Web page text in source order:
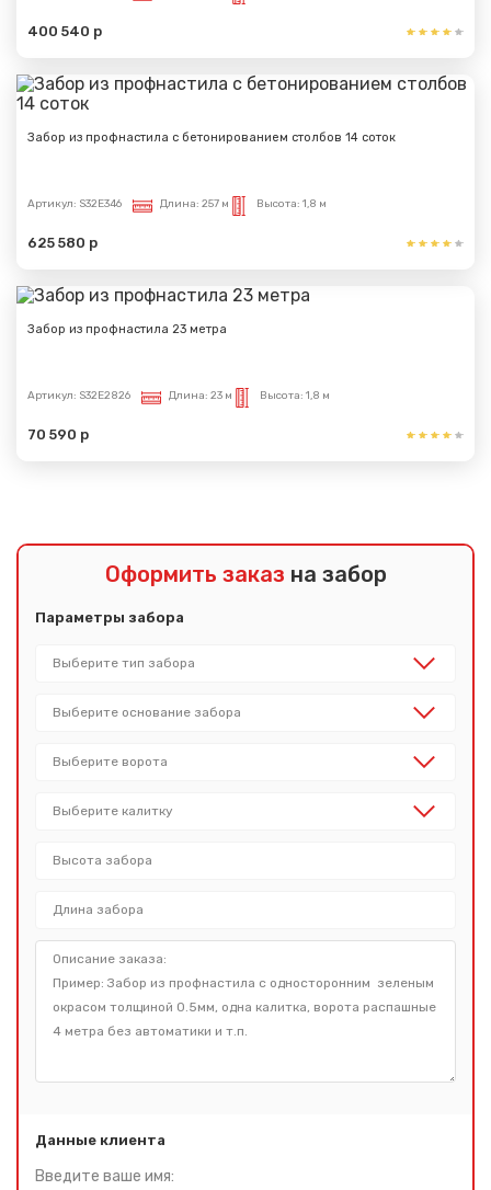
400 540 р
Забор из профнастила с бетонированием столбов 14 соток
Артикул: S32E346 Длина: 257 м Высота: 1,8 м
625 580 р
Забор из профнастила 23 метра
Артикул: S32E2826 Длина: 23 м Высота: 1,8 м
70 590 р
Оформить заказ на забор
Параметры забора
Данные клиента
Введите ваше имя: